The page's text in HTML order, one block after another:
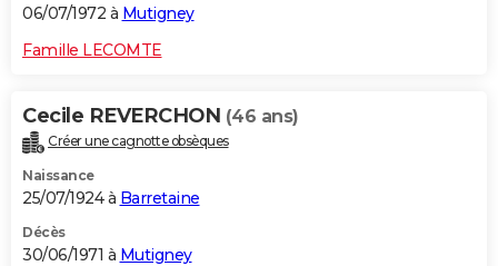
06/07/1972 à Mutigney
Famille LECOMTE
Cecile REVERCHON (46 ans)
Créer une cagnotte obsèques
Naissance
25/07/1924 à Barretaine
Décès
30/06/1971 à Mutigney